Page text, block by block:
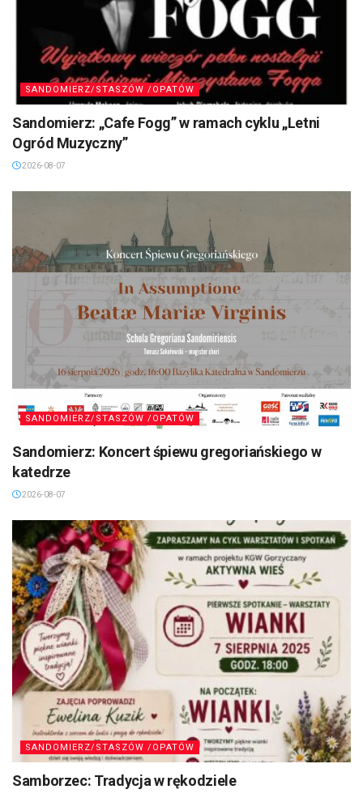
SANDOMIERZ/STASZÓW /OPATÓW
Sandomierz: „Cafe Fogg” w ramach cyklu „Letni
Ogród Muzyczny”
2026-08-07
SANDOMIERZ/STASZÓW /OPATÓW
Sandomierz: Koncert śpiewu gregoriańskiego w
katedrze
2026-08-07
SANDOMIERZ/STASZÓW /OPATÓW
Samborzec: Tradycja w rękodziele